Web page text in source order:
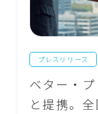
プレスリリース
ベター・
と提携。